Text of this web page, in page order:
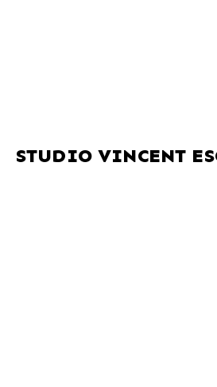
STUDIO VINCENT